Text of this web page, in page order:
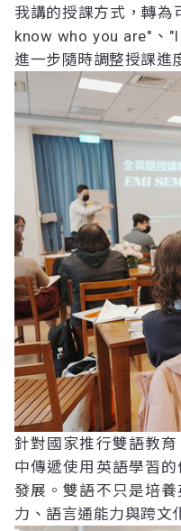
我講的授課方式，轉為
know who you are"、
進一步隨時調整授課進
針對國家推行雙語教
中傳遞使用英語學習
發展。雙語不只是培
力、語言通能力與跨文